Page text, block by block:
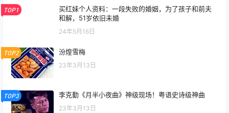
TOP1
买红妹个人资料：一段失败的婚姻，为了孩子和前夫
和解，51岁依旧未婚
24年5月16日
TOP2 汾煌雪梅
23年3月13日
TOP3 李克勤《月半小夜曲》神级现场！粤语史诗级神曲
23年3月13日